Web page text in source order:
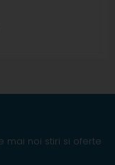
mai noi stiri si oferte